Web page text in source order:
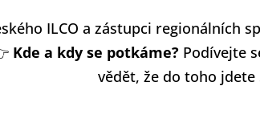
ILCO a zástupci regionálních
Kde a kdy se potkáme? Podívejte
vědět, že do toho jdete